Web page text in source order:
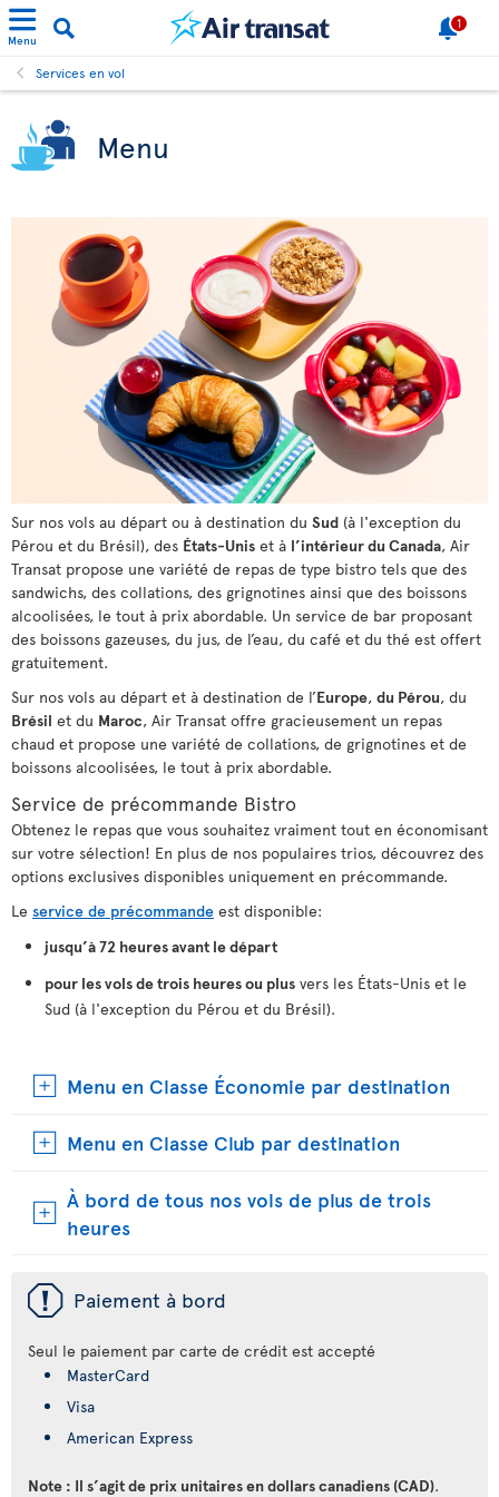
Menu
1
Services en vol
Menu
Sur nos vols au départ ou à destination du Sud (à l'exception du
Pérou et du Brésil), des États-Unis et à l’intérieur du Canada, Air
Transat propose une variété de repas de type bistro tels que des
sandwichs, des collations, des grignotines ainsi que des boissons
alcoolisées, le tout à prix abordable. Un service de bar proposant
des boissons gazeuses, du jus, de l’eau, du café et du thé est offert
gratuitement.
Sur nos vols au départ et à destination de l’Europe, du Pérou, du
Brésil et du Maroc, Air Transat offre gracieusement un repas
chaud et propose une variété de collations, de grignotines et de
boissons alcoolisées, le tout à prix abordable.
Service de précommande Bistro
Obtenez le repas que vous souhaitez vraiment tout en économisant
sur votre sélection! En plus de nos populaires trios, découvrez des
options exclusives disponibles uniquement en précommande.
Le service de précommande est disponible:
jusqu’à 72 heures avant le départ
pour les vols de trois heures ou plus vers les États-Unis et le
Sud (à l'exception du Pérou et du Brésil).
Menu en Classe Économie par destination
Menu en Classe Club par destination
À bord de tous nos vols de plus de trois
heures
ü Paiement à bord
Seul le paiement par carte de crédit est accepté
MasterCard
Visa
American Express
Note : Il s’agit de prix unitaires en dollars canadiens (CAD).